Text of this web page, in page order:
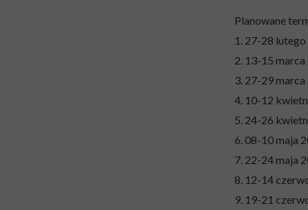
Planowane
1. 27-28
2. 13-15
3. 27-29
4. 10-12
5. 24-26
6. 08-10 maja
7. 22-24 maja
8. 12-14
9. 19-21